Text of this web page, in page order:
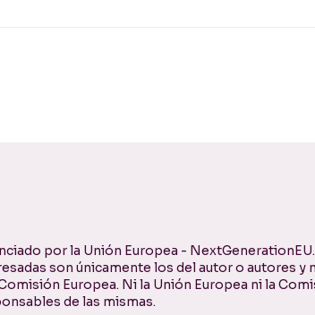
por la Unión Europea -
son únicamente los del autor o autores
Europea. Ni la Unión Europea ni la
de las mismas.